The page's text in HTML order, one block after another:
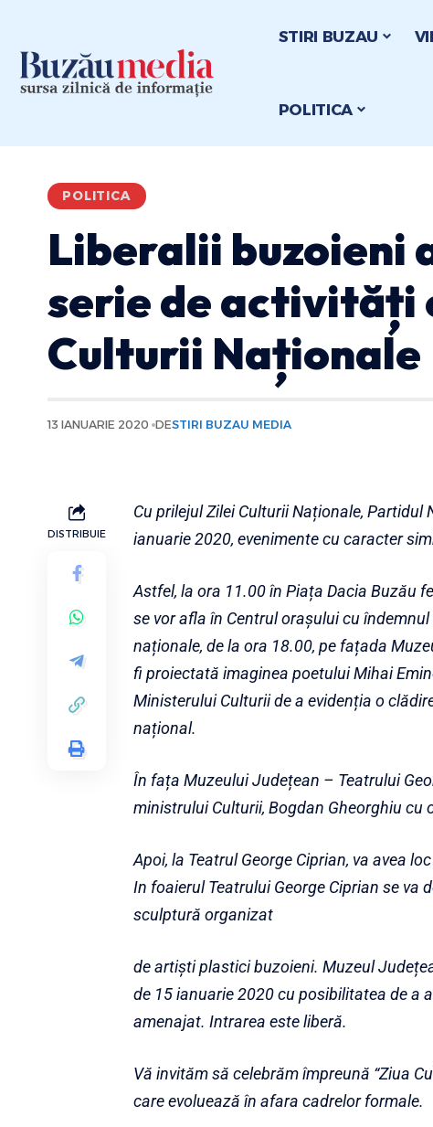
STIRI BUZAU
POLITICA
POLITICA
Liberalii buzoieni
serie de activități
Culturii Naționale
13 IANUARIE 2020 DESTIRI BUZAU MEDIA
DISTRIBUIE
Cu prilejul Zilei Culturii Naționale,
ianuarie 2020, evenimente cu caracter
Astfel, la ora 11.00 în Piața Dacia Buzău
se vor afla în Centrul orașului cu
naționale, de la ora 18.00, pe fațada
fi proiectată imaginea poetului Mihai
Ministerului Culturii de a evidenția o
național.
În fața Muzeului Județean – Teatrului
ministrului Culturii, Bogdan Gheorghiu cu
Apoi, la Teatrul George Ciprian, va avea
In foaierul Teatrului George Ciprian se
sculptură organizat
de artiști plastici buzoieni. Muzeul
de 15 ianuarie 2020 cu posibilitatea de a
amenajat. Intrarea este liberă.
Vă invităm să celebrăm împreună “Ziua
care evoluează în afara cadrelor formale.